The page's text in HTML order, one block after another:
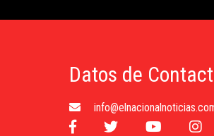
Datos de